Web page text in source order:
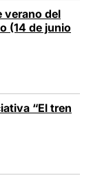
verano del
(14 de junio
“El tren